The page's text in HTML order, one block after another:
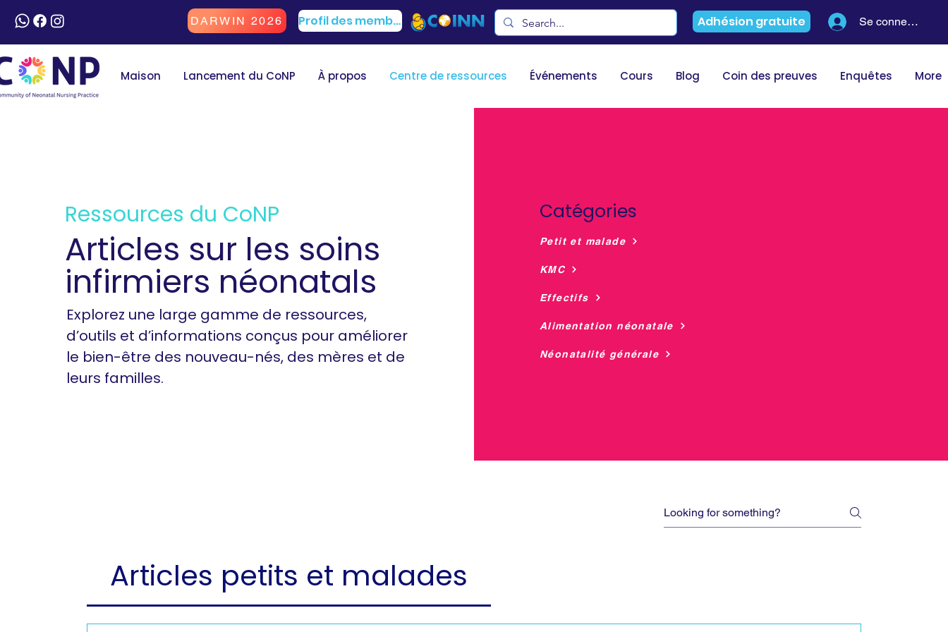
DARWIN 2026 Profil des membres Adhésion gratuite Se connecter
Maison Lancement du CoNP À propos Centre de ressources Événements Cours Blog Coin des preuves Enquêtes More
Ressources du CoNP
Articles sur les soins
infirmiers néonatals
Explorez une large gamme de ressources,
d’outils et d’informations conçus pour améliorer
le bien-être des nouveau-nés, des mères et de
leurs familles.
Catégories
Petit et malade
KMC
Effectifs
Alimentation néonatale
Néonatalité générale
Articles petits et malades